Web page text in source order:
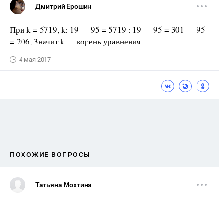
Дмитрий Ерошин
При k = 5719, k: 19 — 95 = 5719 : 19 — 95 = 301 — 95
= 206, 3начит k — корень уравнения.
4 мая 2017
ПОХОЖИЕ ВОПРОСЫ
Татьяна Мохтина